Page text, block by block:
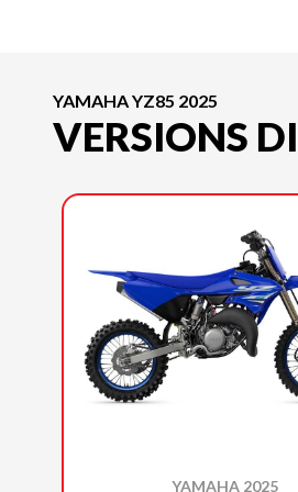
YAMAHA YZ85 2025
VERSIONS
YAMAHA 2025